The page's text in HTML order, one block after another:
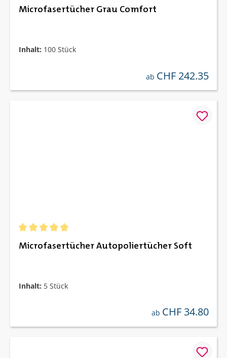
Microfasertücher Grau Comfort
Inhalt: 100 Stück
regulärer preis:
ab CHF 242.35
Microfasertücher Autopoliertücher Soft
Inhalt: 5 Stück
regulärer preis:
ab CHF 34.80